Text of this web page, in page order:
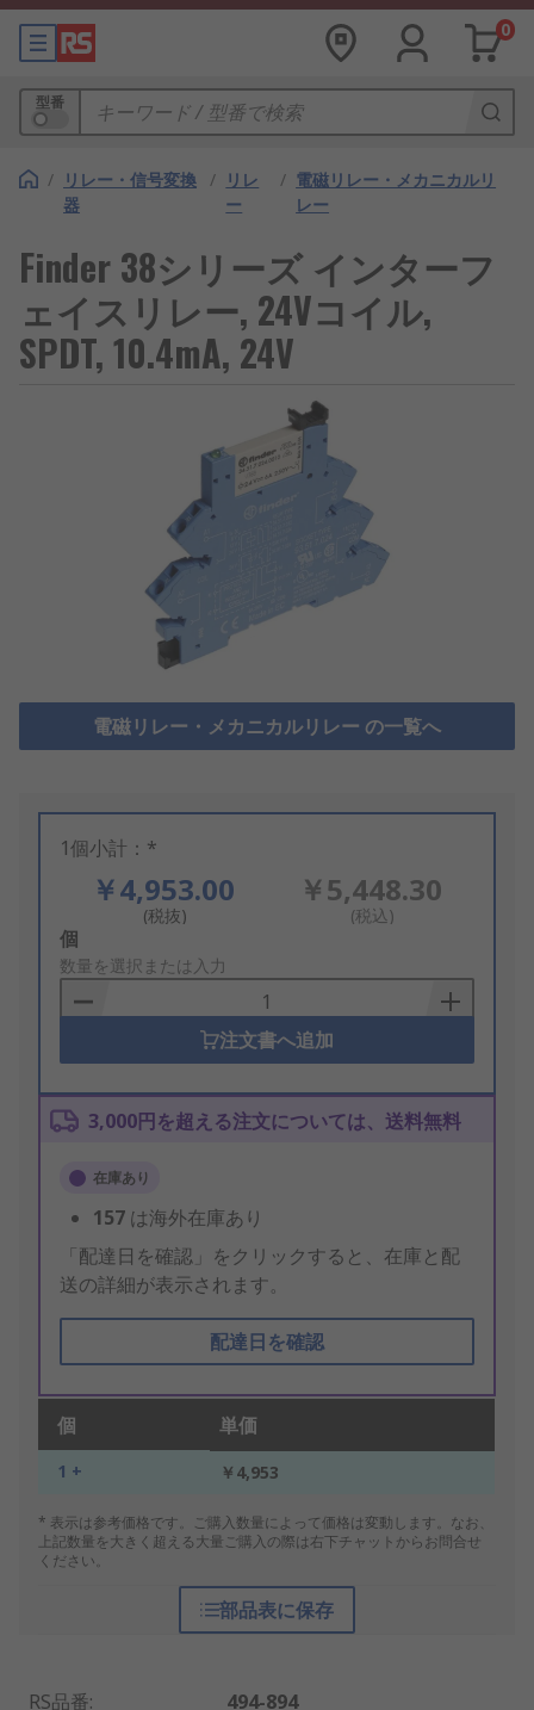
0
型番
/ リレー・信号変換
器
/ リレ
ー
/ 電磁リレー・メカニカルリ
レー
Finder 38シリーズ インターフ
ェイスリレー, 24Vコイル,
SPDT, 10.4mA, 24V
電磁リレー・メカニカルリレー の一覧へ
1個小計：*
￥4,953.00
(税抜)
￥5,448.30
(税込)
Add
to
Basket
個
数量を選択または入力
注文書へ追加
3,000円を超える注文については、送料無料
在庫あり
157 は海外在庫あり
「配達日を確認」をクリックすると、在庫と配
送の詳細が表示されます。
配達日を確認
個 単価
1 + ￥4,953
* 表示は参考価格です。ご購入数量によって価格は変動します。なお、
上記数量を大きく超える大量ご購入の際は右下チャットからお問合せ
ください。
部品表に保存
RS品番:
494-894